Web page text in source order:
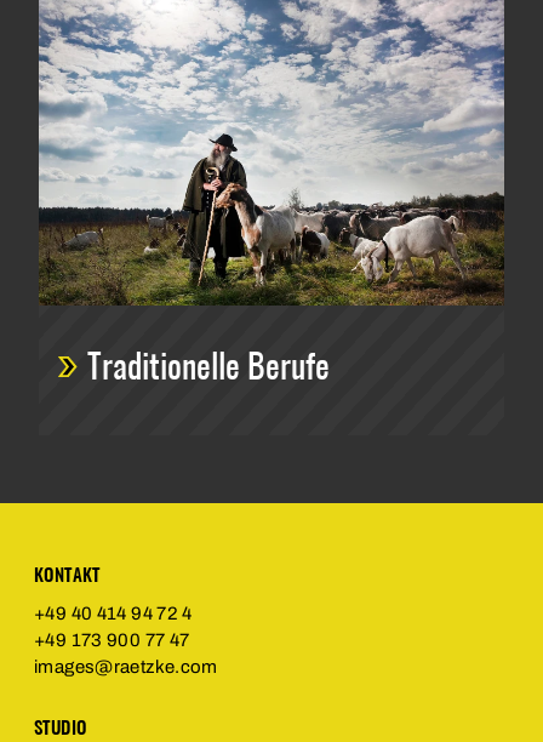
Traditionelle Berufe
KONTAKT
+49 40 414 94 72 4
+49 173 900 77 47
images@raetzke.com
STUDIO